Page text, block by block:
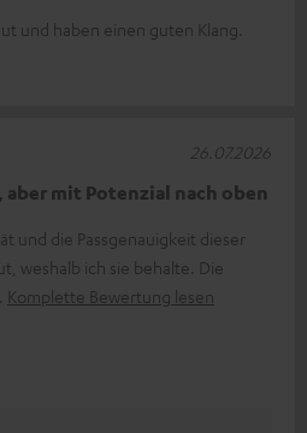
und haben einen guten Klang.
aber mit Potenzial nach oben
und die Passgenauigkeit dieser
weshalb ich sie behalte. Die
Komplette Bewertung lesen
26.07.2026